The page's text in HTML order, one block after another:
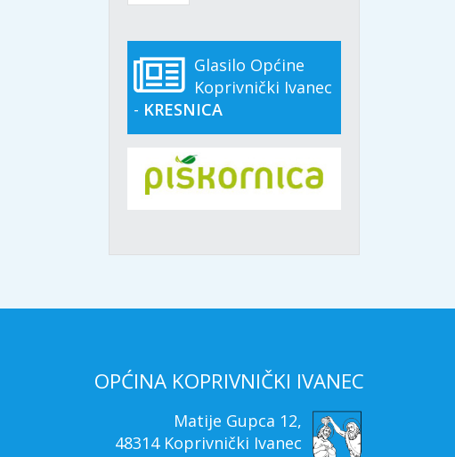
Glasilo Općine
Koprivnički Ivanec
- KRESNICA
OPĆINA KOPRIVNIČKI IVANEC
Matije Gupca 12,
48314 Koprivnički Ivanec